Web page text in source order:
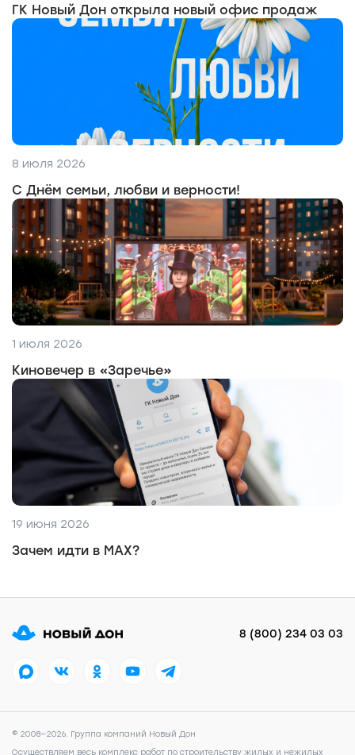
ГК Новый Дон открыла новый офис продаж
8 июля 2026
С Днём семьи, любви и верности!
1 июля 2026
Киновечер в «Заречье»
19 июня 2026
Зачем идти в MAX?
8 (800) 234 03 03
© 2008—2026. Группа компаний Новый Дон
Осуществляем весь комплекс работ по строительству жилых и нежилых